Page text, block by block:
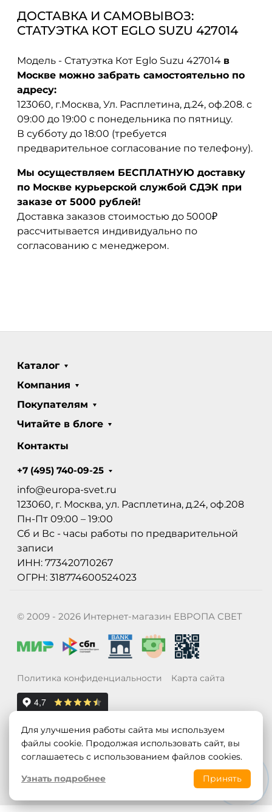
ДОСТАВКА И САМОВЫВОЗ:
СТАТУЭТКА КОТ EGLO SUZU 427014
Модель - Статуэтка Кот Eglo Suzu 427014 в
Москве можно забрать самостоятельно по
адресу:
123060, г.Москва, Ул. Расплетина, д.24, оф.208. с
09:00 до 19:00 с понедельника по пятницу.
В субботу до 18:00 (требуется
предварительное согласование по телефону).
Мы осуществляем БЕСПЛАТНУЮ доставку
по Москве курьерской службой СДЭК при
заказе от 5000 рублей!
Доставка заказов стоимостью до 5000₽
рассчитывается индивидуально по
согласованию с менеджером.
Каталог
Компания
Покупателям
Читайте в блоге
Контакты
+7 (495) 740-09-25
info@europa-svet.ru
123060, г. Москва, ул. Расплетина, д.24, оф.208
Пн-Пт 09:00 – 19:00
Сб и Вс - часы работы по предварительной
записи
ИНН: 773420710267
ОГРН: 318774600524023
© 2009 - 2026 Интернет-магазин ЕВРОПА СВЕТ
Политика конфиденциальности Карта сайта
Для улучшения работы сайта мы используем
файлы cookie. Продолжая использовать сайт, вы
соглашаетесь с использованием файлов cookies.
Узнать подробнее
Принять